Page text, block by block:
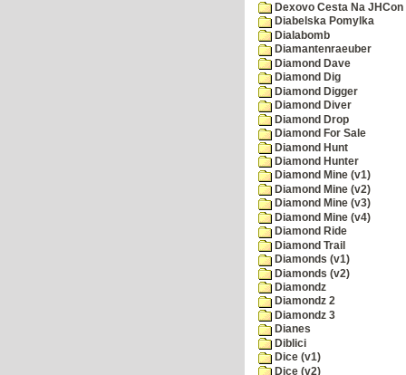
Dexovo Cesta Na JHCon
Diabelska Pomylka
Dialabomb
Diamantenraeuber
Diamond Dave
Diamond Dig
Diamond Digger
Diamond Diver
Diamond Drop
Diamond For Sale
Diamond Hunt
Diamond Hunter
Diamond Mine (v1)
Diamond Mine (v2)
Diamond Mine (v3)
Diamond Mine (v4)
Diamond Ride
Diamond Trail
Diamonds (v1)
Diamonds (v2)
Diamondz
Diamondz 2
Diamondz 3
Dianes
Diblici
Dice (v1)
Dice (v2)